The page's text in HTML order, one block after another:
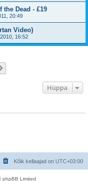
Dead - £19
20:49
Video)
16:52
Hüppa
Kõik kellaajad on UTC+03:00
phpBB Limited